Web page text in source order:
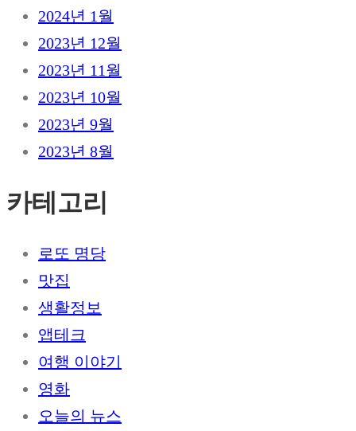
2024년 1월
2023년 12월
2023년 11월
2023년 10월
2023년 9월
2023년 8월
카테고리
로또 명당
맛집
생활정보
앱테크
여행 이야기
영화
오늘의 뉴스